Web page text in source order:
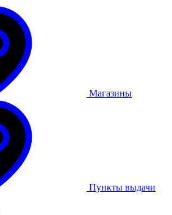
Магазины
Пункты выдачи